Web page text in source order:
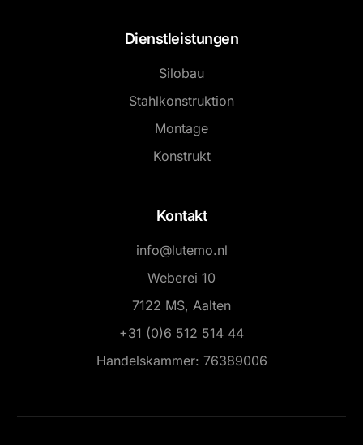
Dienstleistungen
Silobau
Stahlkonstruktion
Montage
Konstrukt
Kontakt
info@lutemo.nl
Weberei 10
7122 MS, Aalten
+31 (0)6 512 514 44
Handelskammer: 76389006